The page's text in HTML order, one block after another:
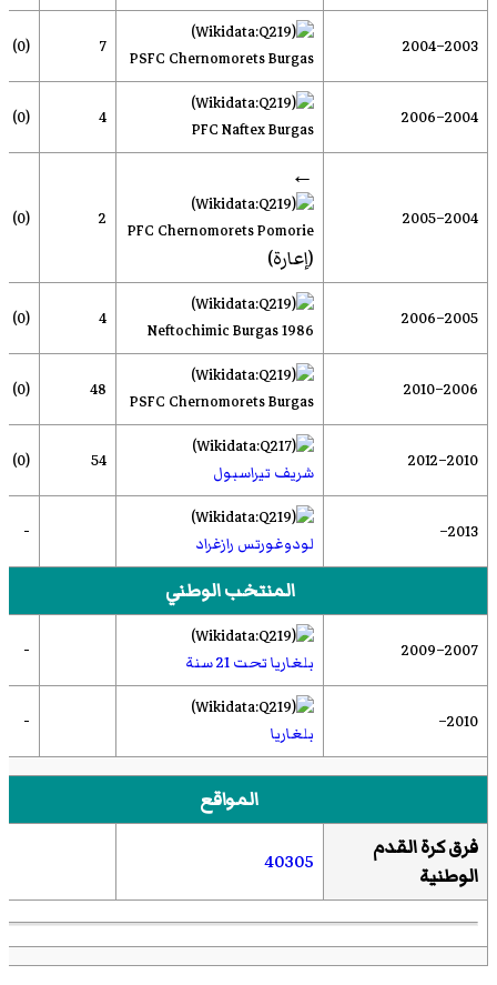
2003–2004
PSFC Chernomorets Burgas
7
(0)
2004–2006
PFC Naftex Burgas
4
(0)
2004–2005
←
PFC Chernomorets Pomorie
(إعارة)
2
(0)
2005–2006
Neftochimic Burgas 1986
4
(0)
2006–2010
PSFC Chernomorets Burgas
48
(0)
2010–2012
شريف تيراسبول
54
(0)
2013–
لودوغورتس رازغراد -
المنتخب الوطني
2007–2009
بلغاريا تحت 21 سنة -
2010–
بلغاريا -
المواقع
فرق كرة القدم
الوطنية
40305